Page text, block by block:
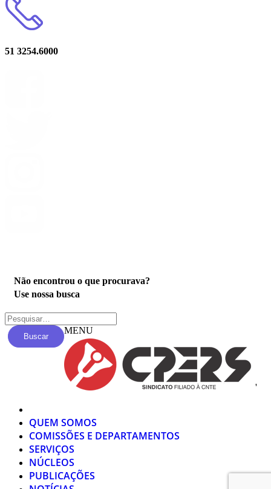
51 3254.6000
Não encontrou o que procurava?
Use nossa busca
Buscar
MENU
'
QUEM SOMOS
COMISSÕES E DEPARTAMENTOS
SERVIÇOS
NÚCLEOS
PUBLICAÇÕES